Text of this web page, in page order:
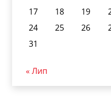
17
18 19
24
25 26
31
« Лип